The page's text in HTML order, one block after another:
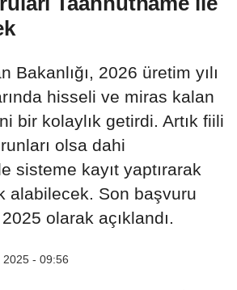
Bakanlığı, 2026 üretim yılı
hisseli ve miras kalan
bir kolaylık getirdi. Artık fiili
olsa dahi
sisteme kayıt yaptırarak
alabilecek. Son başvuru
olarak açıklandı.
2025 - 09:56